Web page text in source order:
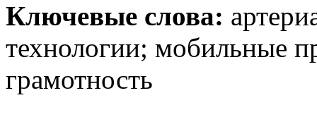
Ключевые слова:
технологии; мобильные
грамотность